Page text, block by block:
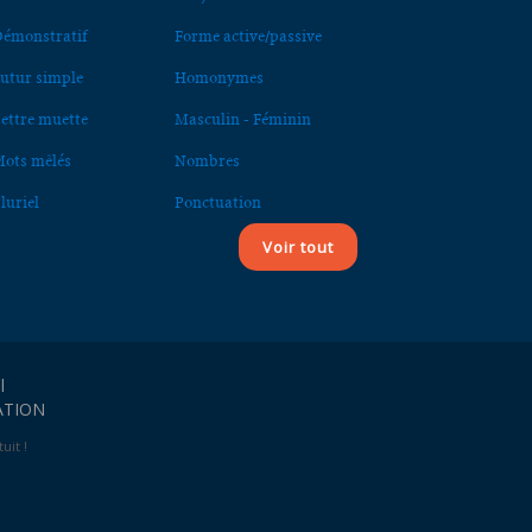
Forme active/passive
simple Homonymes
muette Masculin - Féminin
mêlés Nombres
Ponctuation
Voir tout
!